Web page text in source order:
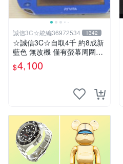
誠信3C☆統編36972534 1342
☆誠信3C☆自取4千 約8成新
藍色 無改機 僅有螢幕周圍老
化 功能正常 SONY PSV VITA
主機1000 型 二手功能正常
$4,100